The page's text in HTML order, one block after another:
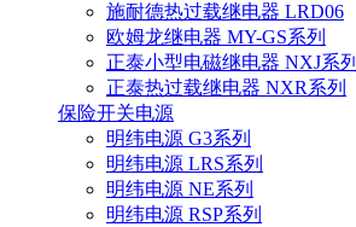
施耐德热过载继电器 LRD06
欧姆龙继电器 MY-GS系列
正泰小型电磁继电器 NXJ系列
正泰热过载继电器 NXR系列
保险开关电源
明纬电源 G3系列
明纬电源 LRS系列
明纬电源 NE系列
明纬电源 RSP系列